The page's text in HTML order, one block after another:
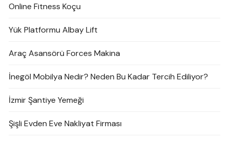
Online Fitness Koçu
Yük Platformu Albay Lift
Araç Asansörü Forces Makina
İnegöl Mobilya Nedir? Neden Bu Kadar Tercih Ediliyor?
İzmir Şantiye Yemeği
Şişli Evden Eve Nakliyat Firması